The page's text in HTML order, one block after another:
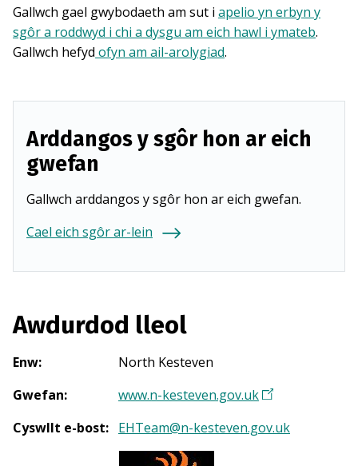
Gallwch gael gwybodaeth am sut i apelio yn erbyn y
sgôr a roddwyd i chi a dysgu am eich hawl i ymateb.
Gallwch hefyd ofyn am ail-arolygiad.
Arddangos y sgôr hon ar eich
gwefan
Gallwch arddangos y sgôr hon ar eich gwefan.
Cael eich sgôr ar-lein
Awdurdod lleol
Enw:
North Kesteven
Gwefan: www.n-kesteven.gov.uk(
n
Cyswllt e-bost: EHTeam@n-kesteven.gov.uk